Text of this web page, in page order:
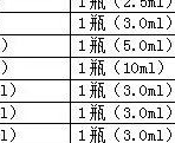
试剂
、